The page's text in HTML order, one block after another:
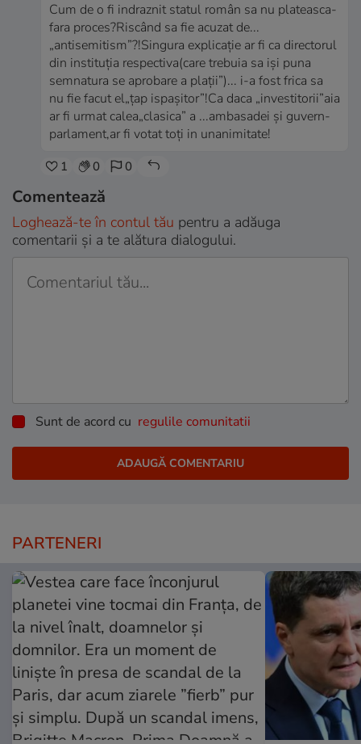
Cum de o fi indraznit statul român sa nu plateasca-
fara proces?Riscând sa fie acuzat de...
„antisemitism”?!Singura explicație ar fi ca directorul
din instituția respectiva(care trebuia sa iși puna
semnatura se aprobare a plații”)... i-a fost frica sa
nu fie facut el„țap ispașitor”!Ca daca „investitorii”aia
ar fi urmat calea„clasica” a ...ambasadei și guvern-
parlament,ar fi votat toți in unanimitate!
1 0 0
Comentează
Loghează-te în contul tău pentru a adăuga
comentarii și a te alătura dialogului.
Sunt de acord cu regulile comunitatii
PARTENERI